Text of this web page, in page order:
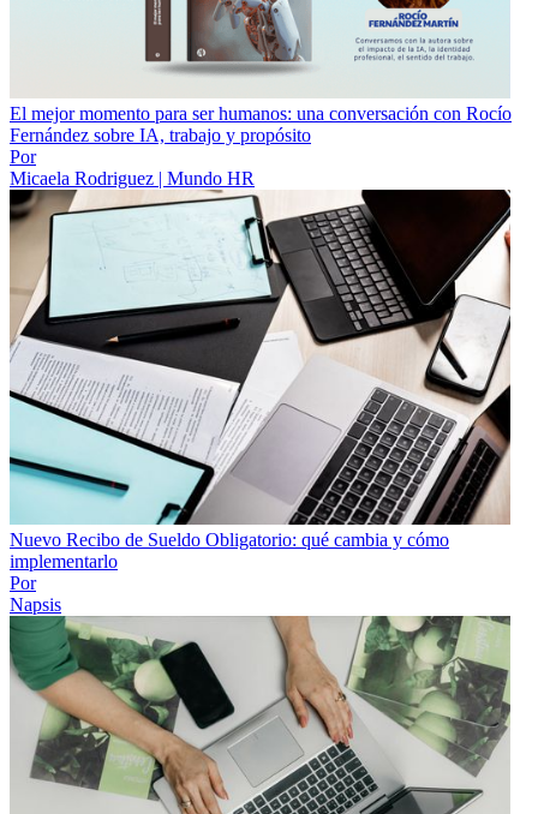
El mejor momento para ser humanos: una conversación con Rocío
Fernández sobre IA, trabajo y propósito
Por
Micaela Rodriguez | Mundo HR
Nuevo Recibo de Sueldo Obligatorio: qué cambia y cómo
implementarlo
Por
Napsis